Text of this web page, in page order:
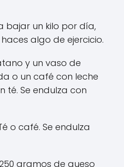
bajar un kilo por día,
algo de ejercicio.
y un vaso de
o un café con leche
té. Se endulza con
o café. Se endulza
gramos de queso